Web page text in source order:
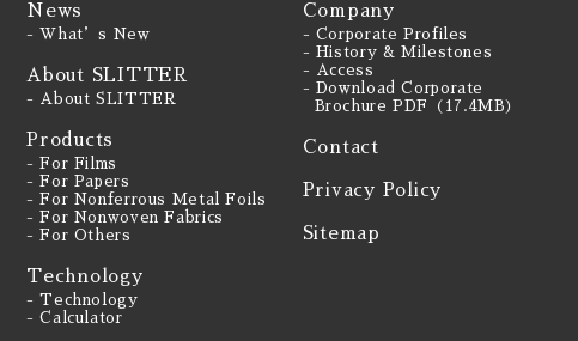
News
- What’s New
About SLITTER
- About SLITTER
Products
- For Films
- For Papers
- For Nonferrous Metal Foils
- For Nonwoven Fabrics
- For Others
Technology
- Technology
- Calculator
Company
- Corporate Profiles
- History & Milestones
- Access
- Download Corporate
Brochure PDF（17.4MB）
Contact
Privacy Policy
Sitemap